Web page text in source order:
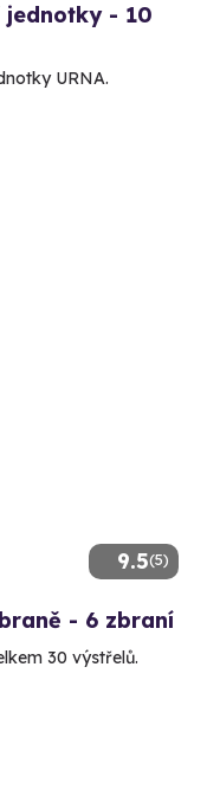
jednotky - 10
URNA.
9.5(5)
- 6 zbraní
30 výstřelů.